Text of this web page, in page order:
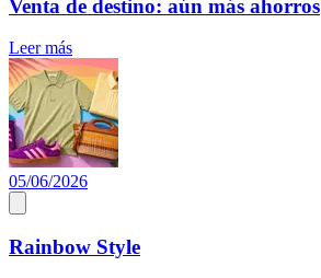
Venta de destino: aún más ahorros
Leer más
05/06/2026
Rainbow Style